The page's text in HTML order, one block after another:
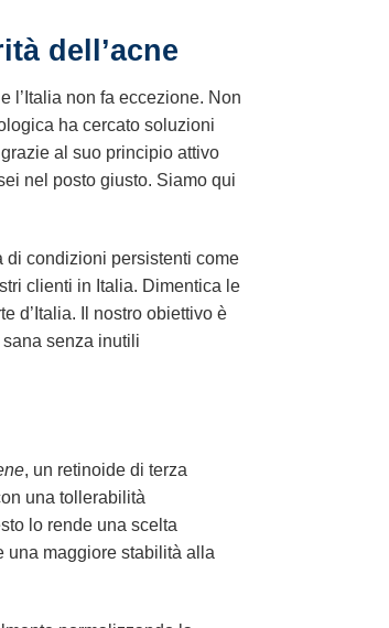
dell’acne
l’Italia non fa eccezione. Non
ha cercato soluzioni
al suo principio attivo
nel posto giusto. Siamo qui
di condizioni persistenti come
clienti in Italia. Dimentica le
d’Italia. Il nostro obiettivo è
senza inutili
, un retinoide di terza
una tollerabilità
lo rende una scelta
una maggiore stabilità alla